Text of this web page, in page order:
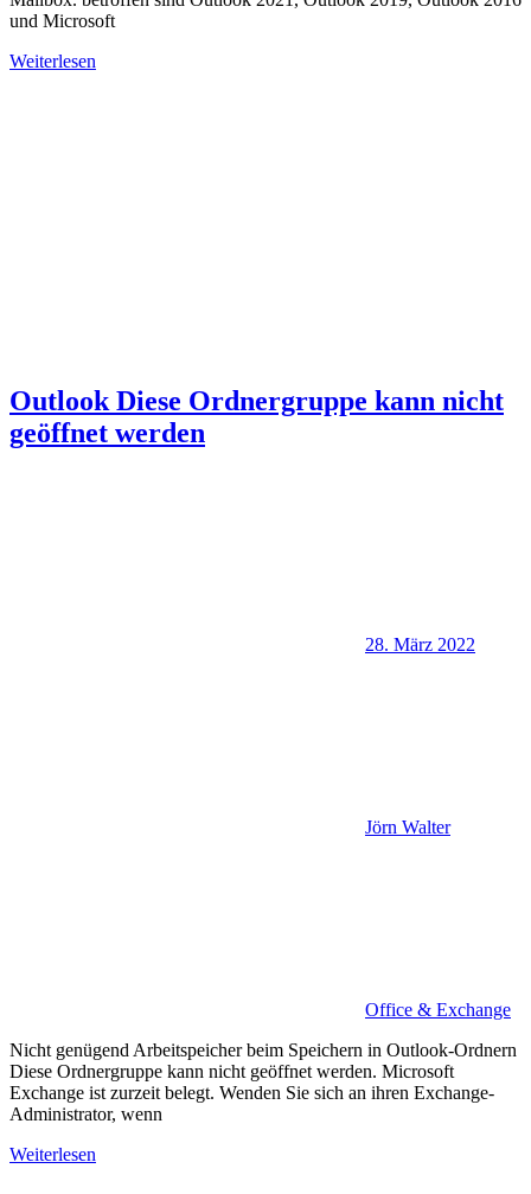
und Microsoft
Weiterlesen
Outlook Diese Ordnergruppe kann nicht
geöffnet werden
28. März 2022
Jörn Walter
Office & Exchange
Nicht genügend Arbeitspeicher beim Speichern in Outlook-Ordnern
Diese Ordnergruppe kann nicht geöffnet werden. Microsoft
Exchange ist zurzeit belegt. Wenden Sie sich an ihren Exchange-
Administrator, wenn
Weiterlesen